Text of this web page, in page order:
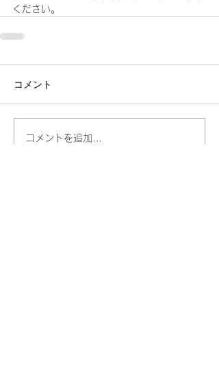
ください。
コメント
コメントを追加…